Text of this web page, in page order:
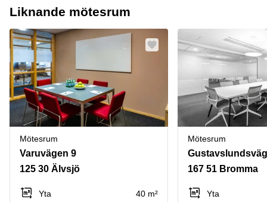
Liknande mötesrum
Mötesrum
Varuvägen 9
125 30 Älvsjö
Yta
40 m²
Mötesrum
167 51 Bromma
Yta